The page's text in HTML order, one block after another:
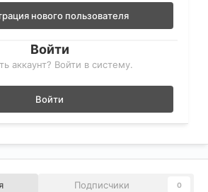
нового пользователя
Войти
аккаунт? Войти в систему.
Войти
Подписчики 0